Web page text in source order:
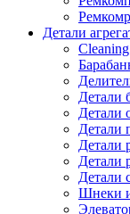
Детали
Детали
Детали
Детали
Детали
Детали
Детали
Шнеки